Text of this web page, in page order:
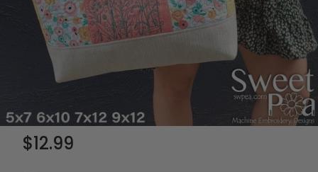
$12.99